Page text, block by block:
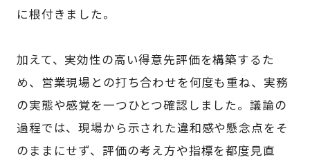
に根付きました。
加えて、実効性の高い得意先評価を構築するた
め、営業現場との打ち合わせを何度も重ね、実務
の実態や感覚を一つひとつ確認しました。議論の
過程では、現場から示された違和感や懸念点をそ
のままにせず、評価の考え方や指標を都度見直